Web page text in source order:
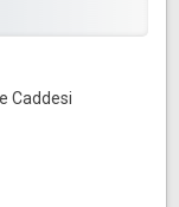
Caddesi